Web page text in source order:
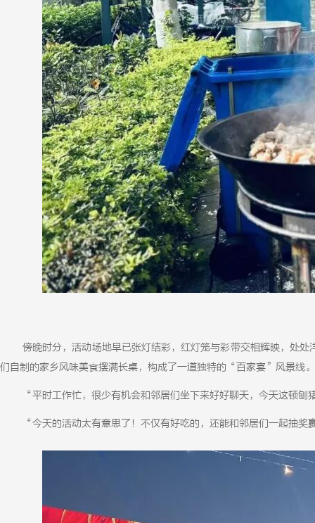
傍晚时分，活动场地早已张灯结彩，红灯笼与彩带交相辉映，处
们自制的家乡风味美食摆满长桌，构成了一道独特的“百家宴”风景线
“平时工作忙，很少有机会和邻居们坐下来好好聊天，今天这顿
“今天的活动太有意思了！不仅有好吃的，还能和邻居们一起抽